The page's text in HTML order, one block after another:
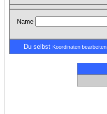
Name
Du selbst Koordinaten bearbeiten